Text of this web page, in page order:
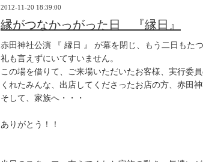
2012-11-20 18:39:00
縁がつなかっがった日 『縁日』
赤田神社公演 『 縁日 』 が幕を閉じ、もう二日もた
礼も言えずにいてすいません。
この場を借りて、ご来場いただいたお客様、実行委
くれたみんな、出店してくださったお店の方、赤田
そして、家族へ・・・
ありがとう！！